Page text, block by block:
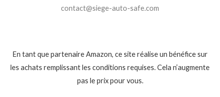
contact@siege-auto-safe.com
En tant que partenaire Amazon, ce site réalise un bénéfice sur
les achats remplissant les conditions requises. Cela n’augmente
pas le prix pour vous.